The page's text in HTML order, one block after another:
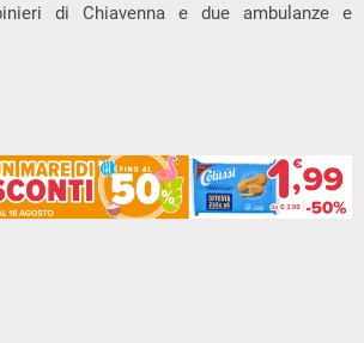
di Chiavenna e due ambulanze e